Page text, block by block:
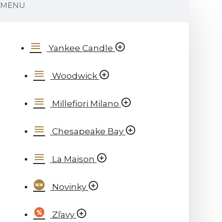
MENU
Yankee Candle
Woodwick
Millefiori Milano
Chesapeake Bay
La Maison
Novinky
Zľavy